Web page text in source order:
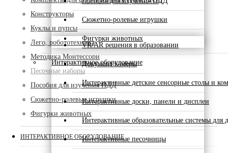
Сюжетно-ролевые игрушки
Фигурки животных
Интерактивное оборудование
VR/AR решения в образовании
Документ камеры
Интерактивные детские сенсорные столы и
Интерактивные доски, панели и дисплеи
Интерактивные образовательные системы для
Интерактивные песочницы
Конструкторы
Куклы и пупсы
Лего, робототехника
Методика Монтессори
Песочные наборы
Пособия для изучения ПДД
Сюжетно-ролевые игрушки
Фигурки животных
ИНТЕРАКТИВНОЕ ОБОРУДОВАНИЕ